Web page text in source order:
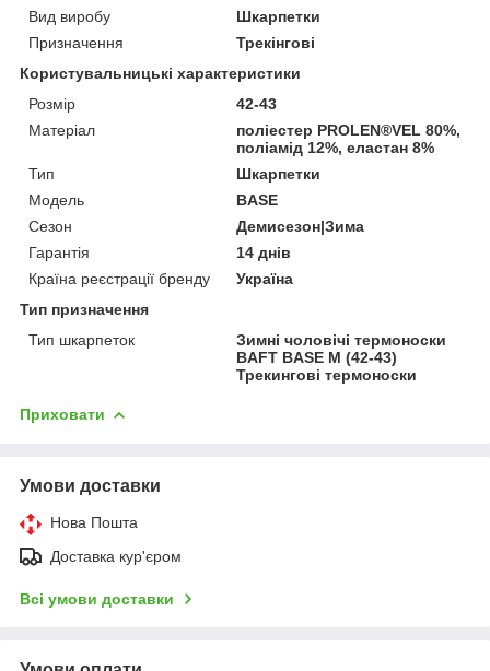
Вид виробу
Шкарпетки
Призначення
Трекінгові
Користувальницькі характеристики
Розмір
42-43
Матеріал
поліестер PROLEN®VEL 80%,
поліамід 12%, еластан 8%
Тип
Шкарпетки
Модель
BASE
Сезон
Демисезон|Зима
Гарантія
14 днів
Країна реєстрації бренду
Україна
Тип призначення
Тип шкарпеток
Зимні чоловічі термоноски
BAFT BASE M (42-43)
Трекингові термоноски
Приховати
Умови доставки
Нова Пошта
Доставка кур'єром
Всі умови доставки